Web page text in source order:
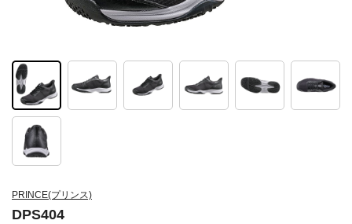
PRINCE(プリンス)
DPS404